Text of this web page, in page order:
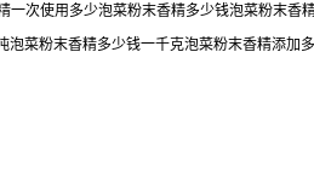
次使用多少泡菜粉末香精多少钱泡菜粉末香
菜粉末香精多少钱一千克泡菜粉末香精添加